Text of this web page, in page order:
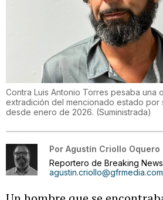
Contra Luis Antonio Torres pesaba una
extradición del mencionado estado por
desde enero de 2026. (Suministrada)
Por Agustín Criollo Oquero
Reportero de Breaking News
agustin.criollo@gfrmedia.com